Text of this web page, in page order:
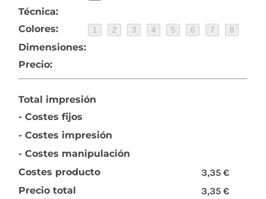
Técnica:
Colores:
1 2 3 4 5 6 7 8
Dimensiones:
Precio:
Total impresión
- Costes fijos
- Costes impresión
- Costes manipulación
Costes producto
3,35 €
Precio total
3,35 €